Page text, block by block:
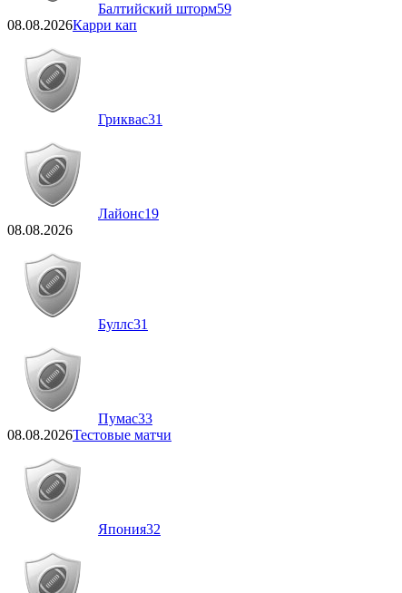
Балтийский шторм59
08.08.2026Карри кап
Гриквас31
Лайонс19
08.08.2026
Буллс31
Пумас33
08.08.2026Тестовые матчи
Япония32